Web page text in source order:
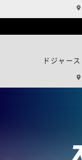
ドジャース